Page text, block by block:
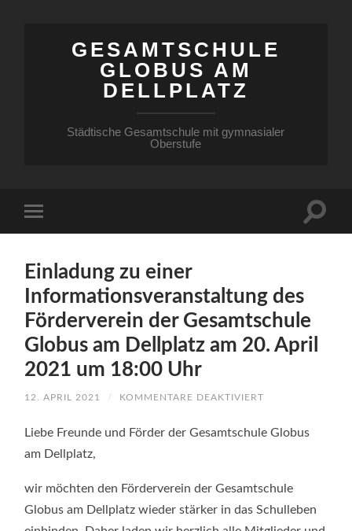
GESAMTSCHULE
GLOBUS AM
DELLPLATZ
Städtische Gesamtschule mit gymnasialer
Oberstufe
Einladung zu einer
Informationsveranstaltung des
Förderverein der Gesamtschule
Globus am Dellplatz am 20. April
2021 um 18:00 Uhr
12. APRIL 2021 / KOMMENTARE DEAKTIVIERT
EINER
GESAMTSCHULE
GLOBUS
AM
AM
Liebe Freunde und Förder der Gesamtschule Globus
am Dellplatz,
wir möchten den Förderverein der Gesamtschule
Globus am Dellplatz wieder stärker in das Schulleben